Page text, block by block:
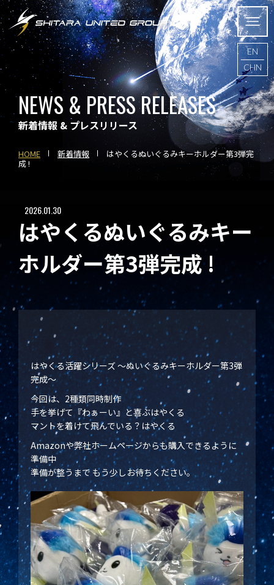
EN
CHN
NEWS & PRESS RELEASES
新着情報 & プレスリリース
HOME 新着情報
はやくるぬいぐるみキーホルダー第3弾完
成 !
2026.01.30
はやくるぬいぐるみキー
ホルダー第3弾完成 !
はやくる活躍シリーズ ～ぬいぐるみキーホルダー第3弾
完成～
今回は、2種類同時制作
手を挙げて『わぁーい』と喜ぶはやくる
マントを着けて飛んでいる？はやくる
Amazonや弊社ホームページからも購入できるように
準備中
準備が整うまで もう少しお待ちください。